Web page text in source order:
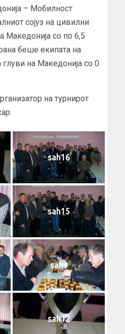
– Мобилност
сојуз на цивилни
Македонија со по 6,5
беше екипата на
глуви на Македонија со 0
на турнирот
sah16
sah15
sah9
sah12